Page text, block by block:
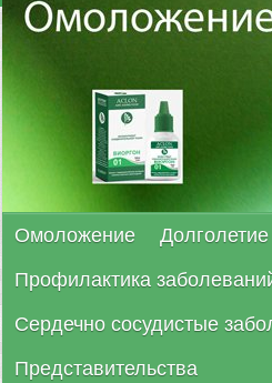
Омоложение Долголетие
Профилактика
Сердечно сосудистые
Представительства